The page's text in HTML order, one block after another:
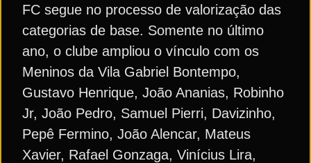
FC segue no processo de valorização das
categorias de base. Somente no último
ano, o clube ampliou o vínculo com os
Meninos da Vila Gabriel Bontempo,
Gustavo Henrique, João Ananias, Robinho
Jr, João Pedro, Samuel Pierri, Davizinho,
Pepê Fermino, João Alencar, Mateus
Xavier, Rafael Gonzaga, Vinícius Lira,